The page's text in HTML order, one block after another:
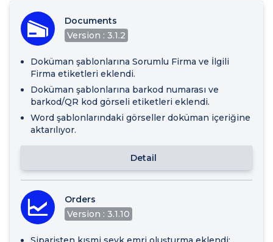
Documents
Version : 3.1.2
Doküman şablonlarına Sorumlu Firma ve İlgili
Firma etiketleri eklendi.
Doküman şablonlarına barkod numarası ve
barkod/QR kod görseli etiketleri eklendi.
Word şablonlarındaki görseller doküman içeriğine
aktarılıyor.
Detail
Orders
Version : 3.1.10